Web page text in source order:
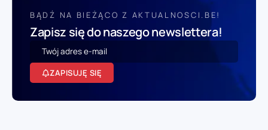
BĄDŹ NA BIEŻĄCO Z AKTUALNOSCI.BE!
Zapisz się do naszego newslettera!
ZAPISUJĘ SIĘ